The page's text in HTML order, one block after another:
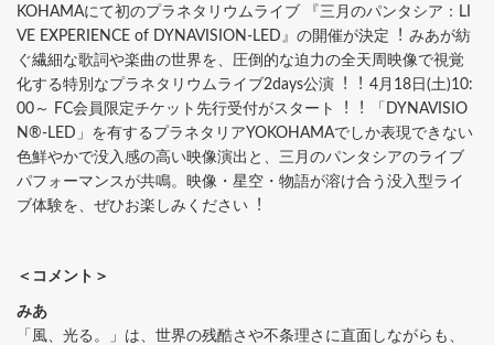
KOHAMAにて初のプラネタリウムライブ 『三月のパンタシア：LI
VE EXPERIENCE of DYNAVISION-LED』の開催が決定︕ みあが紡
ぐ繊細な歌詞や楽曲の世界を、圧倒的な迫力の全天周映像で視覚
化する特別なプラネタリウムライブ2days公演︕︕ 4月18日(土)10:
00～ FC会員限定チケット先行受付がスタート︕︕ 「DYNAVISIO
N®-LED」を有するプラネタリアYOKOHAMAでしか表現できない
色鮮やかで没入感の高い映像演出と、三月のパンタシアのライブ
パフォーマンスが共鳴。映像・星空・物語が溶け合う没入型ライ
ブ体験を、ぜひお楽しみください︕
＜コメント＞
みあ
「風、光る。」は、世界の残酷さや不条理さに直面しながらも、